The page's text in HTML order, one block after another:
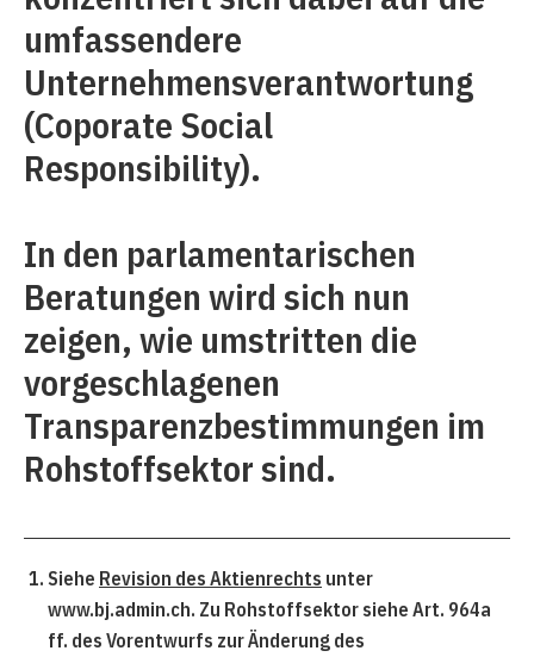
umfassendere
Unternehmensverantwortung
(Coporate Social
Responsibility).
In den parlamentarischen
Beratungen wird sich nun
zeigen, wie umstritten die
vorgeschlagenen
Transparenzbestimmungen im
Rohstoffsektor sind.
Siehe Revision des Aktienrechts unter
www.bj.admin.ch. Zu Rohstoffsektor siehe Art. 964a
ff. des Vorentwurfs zur Änderung des